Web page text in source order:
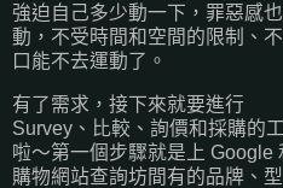
強迫自己多少動一下，罪惡感
動，不受時間和空間的限制、
口能不去運動了。
有了需求，接下來就要進行
Survey、比較、詢價和採購的
啦～第一個步驟就是上 Google
購物網站查詢坊間有的品牌、型